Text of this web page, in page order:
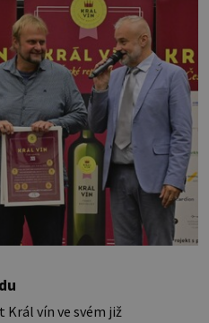
Král vín ve svém již